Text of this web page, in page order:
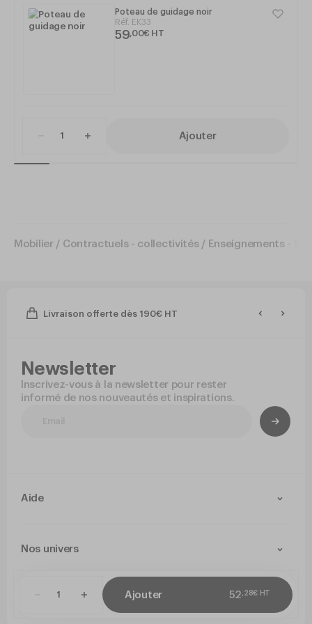
Ajouter 52,28€ HT
Poteau de guidage noir
Réf. EK33
59,00€ HT
Ajouter
Mobilier / Contractuels - collectivités / Enseignements -
Livraison offerte dès 190€ HT
Newsletter
Inscrivez-vous à la newsletter pour rester
informé de nos nouveautés et inspirations.
Aide
Livraison et retours
Nos univers
Politique de confidentialitéMentions légales Paramétrer mes